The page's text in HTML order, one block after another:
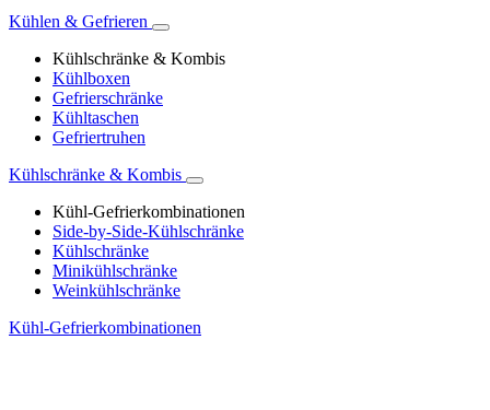
Kühlen & Gefrieren
Kühlschränke & Kombis
Kühlboxen
Gefrierschränke
Kühltaschen
Gefriertruhen
Kühlschränke & Kombis
Kühl-Gefrierkombinationen
Side-by-Side-Kühlschränke
Kühlschränke
Minikühlschränke
Weinkühlschränke
Kühl-Gefrierkombinationen